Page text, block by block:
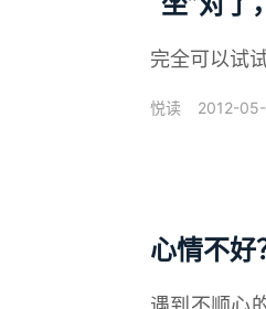
完全可以试
悦读 2012-
心情不好